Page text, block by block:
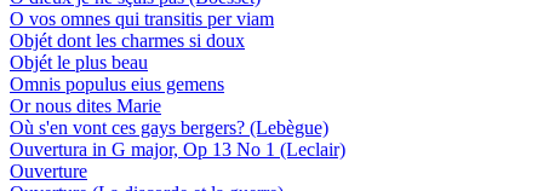
O vos omnes qui transitis per viam
Objét dont les charmes si doux
Objét le plus beau
Omnis populus eius gemens
Or nous dites Marie
Où s'en vont ces gays bergers? (Lebègue)
Ouvertura in G major, Op 13 No 1 (Leclair)
Ouverture